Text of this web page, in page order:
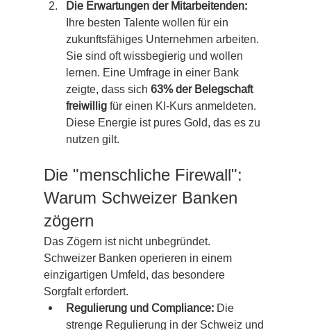
Die Erwartungen der Mitarbeitenden:
Ihre besten Talente wollen für ein
zukunftsfähiges Unternehmen arbeiten.
Sie sind oft wissbegierig und wollen
lernen. Eine Umfrage in einer Bank
zeigte, dass sich 63% der Belegschaft
freiwillig für einen KI-Kurs anmeldeten.
Diese Energie ist pures Gold, das es zu
nutzen gilt.
Die "menschliche Firewall":
Warum Schweizer Banken
zögern
Das Zögern ist nicht unbegründet.
Schweizer Banken operieren in einem
einzigartigen Umfeld, das besondere
Sorgfalt erfordert.
Regulierung und Compliance: Die
strenge Regulierung in der Schweiz und